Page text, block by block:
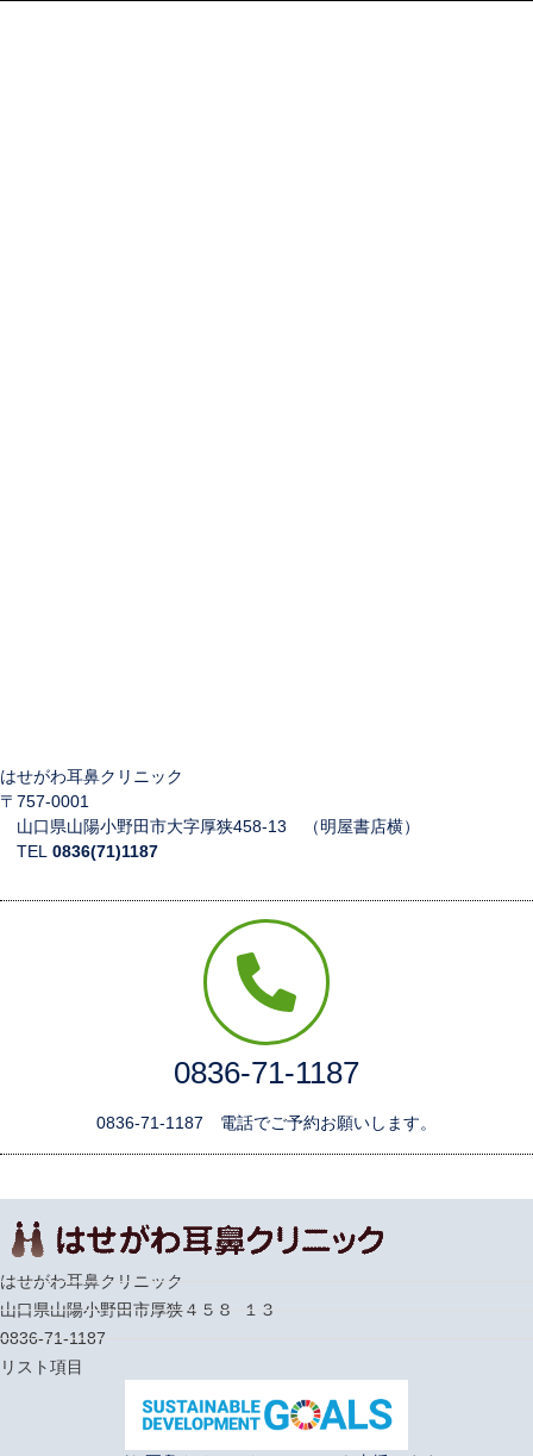
はせがわ耳鼻クリニック
〒757-0001
山口県山陽小野田市大字厚狭458-13 （明屋書店横）
TEL 0836(71)1187
0836-71-1187
0836-71-1187 電話でご予約お願いします。
はせがわ耳鼻クリニック
山口県山陽小野田市厚狭４５８−１３
0836-71-1187
リスト項目